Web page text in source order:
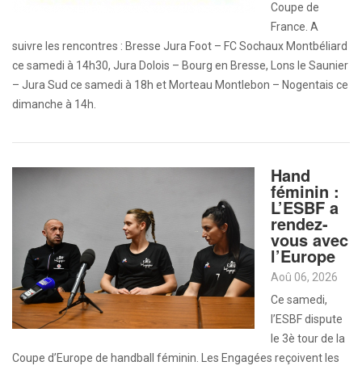
Coupe de
France. A
suivre les rencontres : Bresse Jura Foot – FC Sochaux Montbéliard
ce samedi à 14h30, Jura Dolois – Bourg en Bresse, Lons le Saunier
– Jura Sud ce samedi à 18h et Morteau Montlebon – Nogentais ce
dimanche à 14h.
Hand
féminin :
L’ESBF a
rendez-
vous avec
l’Europe
Aoû 06, 2026
Ce samedi,
l’ESBF dispute
le 3è tour de la
Coupe d’Europe de handball féminin. Les Engagées reçoivent les